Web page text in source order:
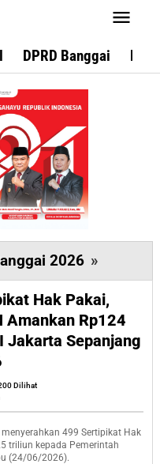
DPRD Banggai
2026 »
499
Hak
Pakai,
Rp124
Hak Pakai,
Amankan Rp124
Jakarta Sepanjang
Dilihat
499 Sertipikat Hak
triliun kepada Pemerintah
(24/06/2026).